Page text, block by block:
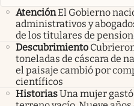
AtenciónEl Gobierno
administrativos y
de los titulares de
Descubrimiento
toneladas de cáscara de
el paisaje cambió por
científicos
HistoriasUna mujer